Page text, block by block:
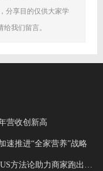
分享目的仅供大家学
我们留言。
营收创新高
速推进“全家营养”战略
方法论助力商家跑出确